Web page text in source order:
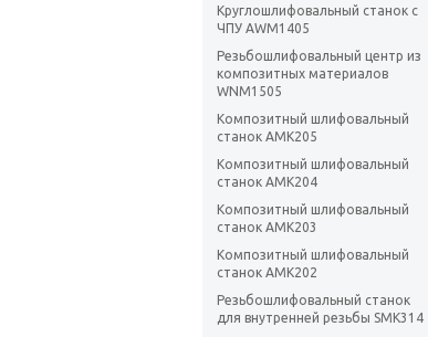
Круглошлифовальный станок с
ЧПУ AWM1405
Резьбошлифовальный центр из
композитных материалов
WNM1505
Композитный шлифовальный
станок AMK205
Композитный шлифовальный
станок AMK204
Композитный шлифовальный
станок AMK203
Композитный шлифовальный
станок AMK202
Резьбошлифовальный станок
для внутренней резьбы SMK314